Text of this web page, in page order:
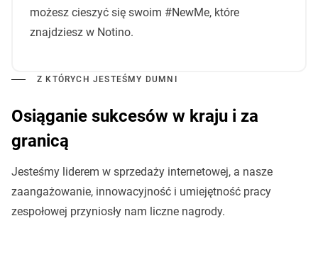
możesz cieszyć się swoim #NewMe, które
znajdziesz w Notino.
Z KTÓRYCH JESTEŚMY DUMNI
Osiąganie sukcesów w kraju i za
granicą
Jesteśmy liderem w sprzedaży internetowej, a nasze
zaangażowanie, innowacyjność i umiejętność pracy
zespołowej przyniosły nam liczne nagrody.